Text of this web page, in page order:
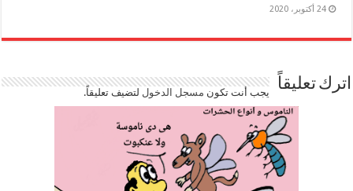
24 أكتوبر، 2020
اترك تعليقاً يجب أنت تكون مسجل الدخوللتضيف تعليقاً.